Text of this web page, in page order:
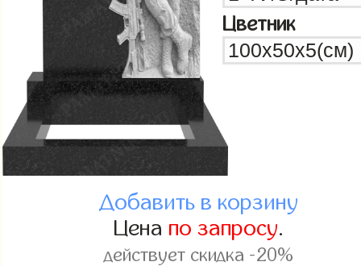
Цветник
Добавить в корзину
Цена по запросу.
действует скидка -20%